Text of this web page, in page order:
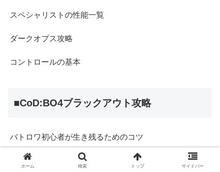
スペシャリストの性能一覧
ダークオプス攻略
コントロールの基本
■CoD:BO4ブラックアウト攻略
バトロワ初心者が生き残るためのコツ
おすすめ武器とクラス
ホーム 検索 トップ サイドバー